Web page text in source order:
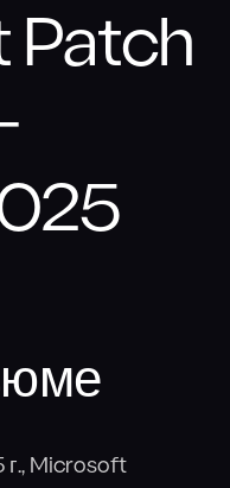
приложений
Patch
г., Microsoft